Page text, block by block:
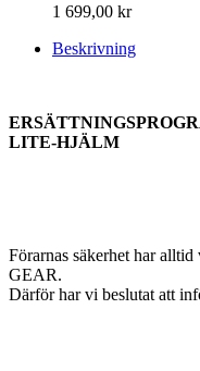
1 699,00 kr
Beskrivning
LITE-HJÄLM
Förarnas säkerhet har
GEAR.
Därför har vi beslutat att